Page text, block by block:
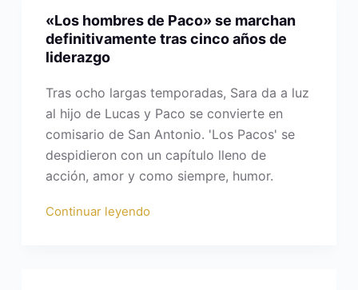
«Los hombres de Paco» se marchan
definitivamente tras cinco años de
liderazgo
Tras ocho largas temporadas, Sara da a luz
al hijo de Lucas y Paco se convierte en
comisario de San Antonio. 'Los Pacos' se
despidieron con un capítulo lleno de
acción, amor y como siempre, humor.
Continuar leyendo